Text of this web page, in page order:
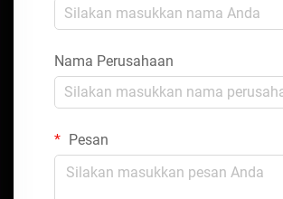
Nama Perusahaan
Pesan